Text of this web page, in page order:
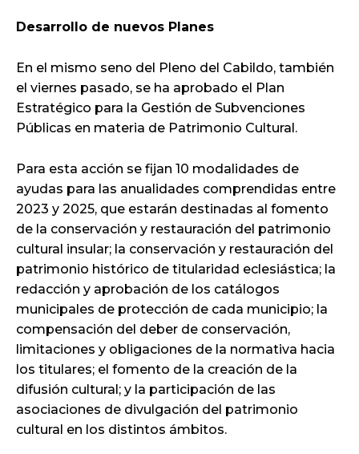
Desarrollo de nuevos Planes
En el mismo seno del Pleno del Cabildo, también
el viernes pasado, se ha aprobado el Plan
Estratégico para la Gestión de Subvenciones
Públicas en materia de Patrimonio Cultural.
Para esta acción se fijan 10 modalidades de
ayudas para las anualidades comprendidas entre
2023 y 2025, que estarán destinadas al fomento
de la conservación y restauración del patrimonio
cultural insular; la conservación y restauración del
patrimonio histórico de titularidad eclesiástica; la
redacción y aprobación de los catálogos
municipales de protección de cada municipio; la
compensación del deber de conservación,
limitaciones y obligaciones de la normativa hacia
los titulares; el fomento de la creación de la
difusión cultural; y la participación de las
asociaciones de divulgación del patrimonio
cultural en los distintos ámbitos.